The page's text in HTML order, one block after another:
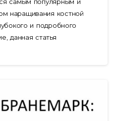
наращивания костной
и подробного
данная статья